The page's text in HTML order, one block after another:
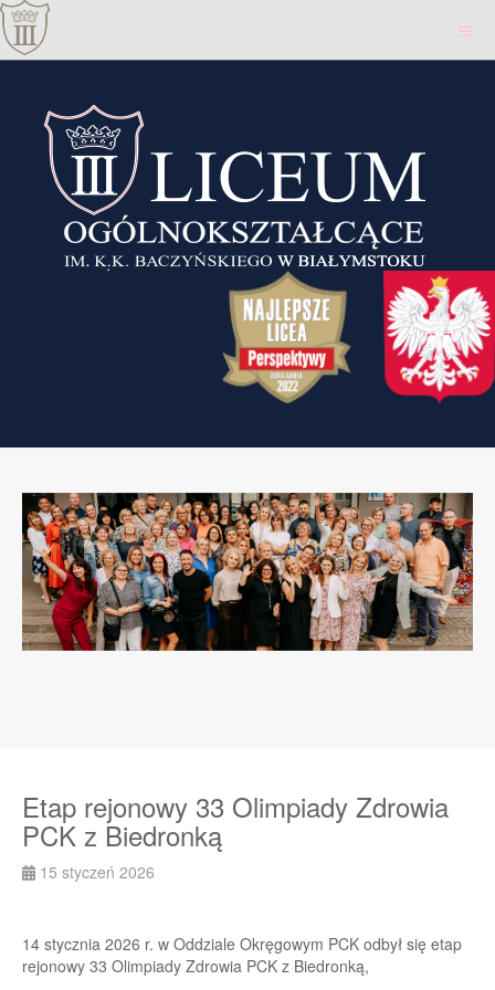
Etap rejonowy 33 Olimpiady Zdrowia
PCK z Biedronką
15 styczeń 2026
14 stycznia 2026 r. w Oddziale Okręgowym PCK odbył się etap
rejonowy 33 Olimpiady Zdrowia PCK z Biedronką,